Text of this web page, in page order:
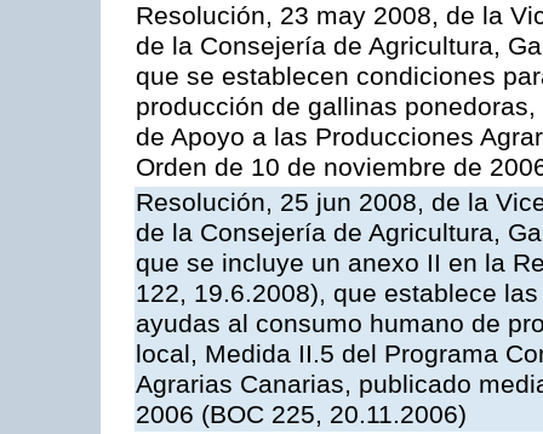
Resolución, 23 may 2008, de la
de la Consejería de Agricultura,
que se establecen condiciones
producción de gallinas
de Apoyo a las Producciones
Orden de 10 de noviembre de
Resolución, 25 jun 2008, de la
de la Consejería de Agricultura,
que se incluye un anexo II en la
122, 19.6.2008), que establece
ayudas al consumo humano de
local, Medida II.5 del Programa
Agrarias Canarias, publicado
2006 (BOC 225, 20.11.2006)